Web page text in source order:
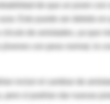
de que un joven con
Esto puede ser debido en
con peso normal, lo
sí podrían dar nuevas